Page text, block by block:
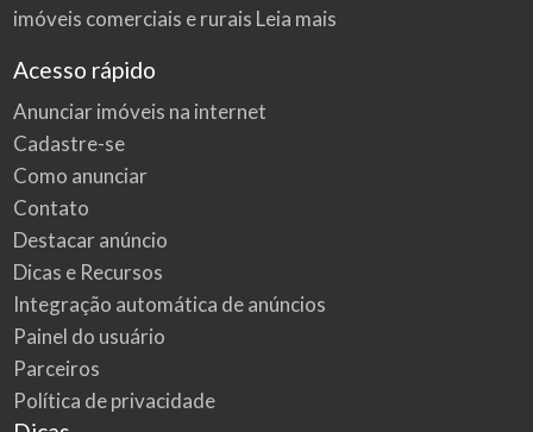
imóveis comerciais e rurais Leia mais
Acesso rápido
Anunciar imóveis na internet
Cadastre-se
Como anunciar
Contato
Destacar anúncio
Dicas e Recursos
Integração automática de anúncios
Painel do usuário
Parceiros
Política de privacidade